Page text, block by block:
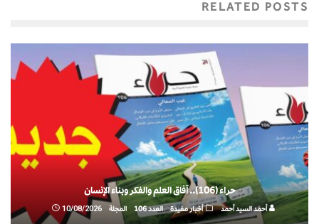
RELATED POSTS
حراء (106).. آفاق العلم والفكر وبناء الإنسان
أحمد السيد أحمد أخبار مفيدة العدد 106 المجلة 10/08/2026